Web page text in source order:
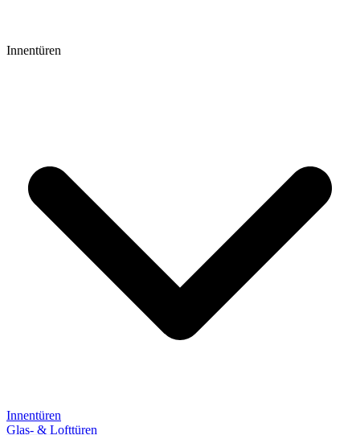
Innentüren
Innentüren
Glas- & Lofttüren